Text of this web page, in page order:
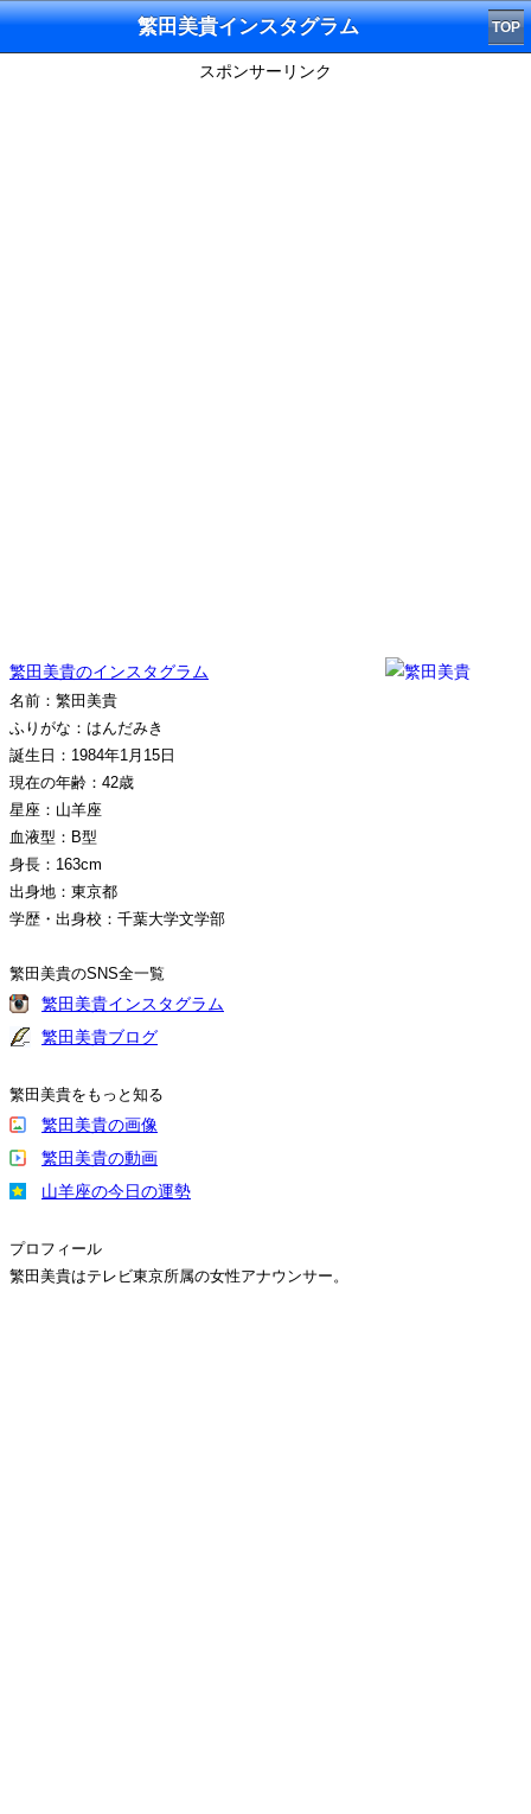
繁田美貴インスタグラム TOP
スポンサーリンク
繁田美貴のインスタグラム
名前：繁田美貴
ふりがな：はんだみき
誕生日：1984年1月15日
現在の年齢：42歳
星座：山羊座
血液型：B型
身長：163cm
出身地：東京都
学歴・出身校：千葉大学文学部
繁田美貴のSNS全一覧
繁田美貴インスタグラム
繁田美貴ブログ
繁田美貴をもっと知る
繁田美貴の画像
繁田美貴の動画
山羊座の今日の運勢
プロフィール
繁田美貴はテレビ東京所属の女性アナウンサー。